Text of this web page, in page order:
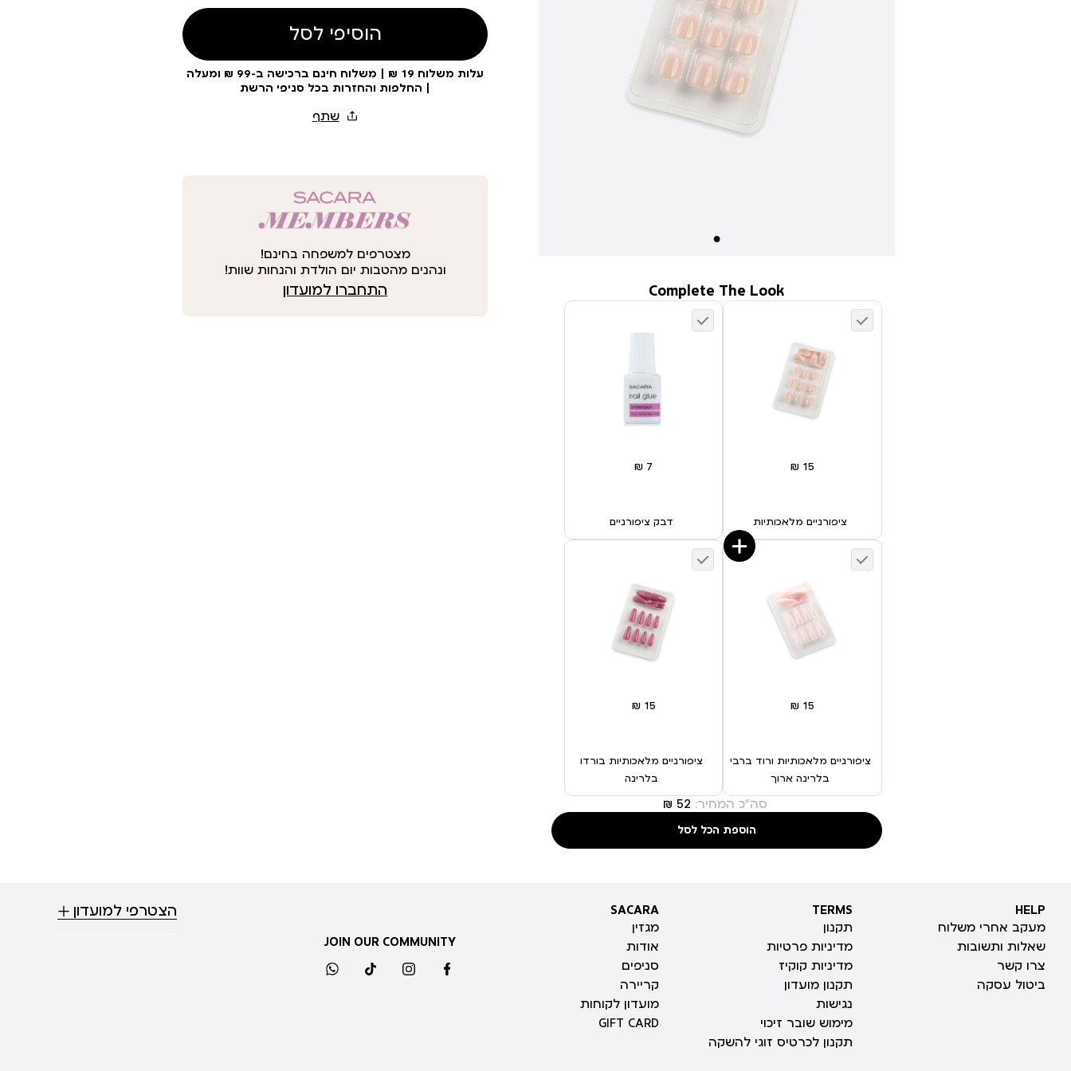
הוסיפי לסל
עלות משלוח 19 ₪ | משלוח חינם ברכישה ב-99 ₪ ומעלה
| החלפות והחזרות בכל סניפי הרשת
מצטרפים למשפחה בחינם!
ונהנים מהטבות יום הולדת והנחות שוות!
התחברו למועדון
ציפורניים מלאכותיות דבק ציפורניים
ציפורניים מלאכותיות ורוד ברבי
בלרינה ארוך
ציפורניים מלאכותיות בורדו
בלרינה
Complete The Look
סה"כ המחיר:
הוספת הכל לסל
HELP
HELP
מעקב אחרי משלוח
שאלות ותשובות
צרו קשר
ביטול עסקה
TERMS
TERMS
תקנון
מדיניות פרטיות
מדיניות קוקיז
תקנון מועדון
נגישות
מימוש שובר זיכוי
תקנון לכרטיס זוגי להשקה
SACARA
SACARA
מגזין
אודות
סניפים
קריירה
מועדון לקוחות
GIFT CARD
JOIN OUR COMMUNITY
facebook
instagram
tiktok
whatsapp
הצטרפי למועדון